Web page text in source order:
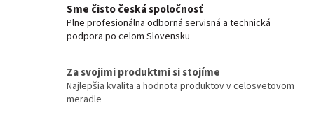
Sme čisto česká spoločnosť
Plne profesionálna odborná servisná a technická
podpora po celom Slovensku
Za svojimi produktmi si stojíme
Najlepšia kvalita a hodnota produktov v celosvetovom
meradle